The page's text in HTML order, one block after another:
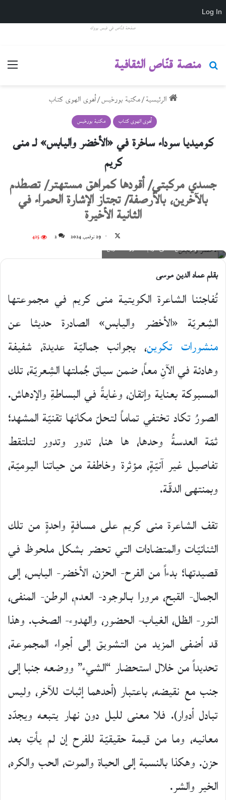
Log In
صفحة قنّاص في فيس بووك
منصة قنّاص الثقافية
بحث عن
الرئيسية/مكتبة بورخيس/أهوى الهوى كتاب
أهوى الهوى كتاب مكتبة بورخيس
كوميديا سوداء ساخرة في «الأخضر واليابس» لـ منى
كريم
جسدي مركبتي/ أقودها كمراهق مستهتر/ تصطدم
بالآخرين، بالأرصفة/ تجتاز الإشارة الحمراء في
الثانية الأخيرة
على
X
29 نوفمبر، 2024 2
425
الأخضر واليابس لـ منى كريم؛ منشورات تكوين
بقلم عماد الدين موسى
تُفاجئنا الشاعرة الكويتية منى كريم في مجموعتها
الشِعريّة «الأخضر واليابس» الصادرة حديثا عن
منشورات تكوين، بجوانب جماليّة عديدة، شفيفة
وهادئة في الآنِ معاً، ضمن سياق جُملتها الشِعريّة، تلك
المسبوكة بعناية وإتقان، وغايةً في البساطةِ والإدهاش.
الصورُ تكاد تختفي تماماً لتحلّ مكانها تقنيّة المشهد؛
ثمّة العدسةُ وحدها، ها هنا، تدور وتدور لتلتقط
تفاصيل غير آنيّةٍ، مؤثرة وخاطفة من حياتنا اليوميّة،
وبمنتهى الدقّة.
تقف الشاعرة منى كريم على مسافةٍ واحدةٍ من تلك
الثنائيّات والمتضادات التي تحضر بشكل ملحوظ في
قصيدتها؛ بدءاً من الفرح- الحزن، الأخضر- اليابس، إلى
الجمال- القبح، مرورا بـالوجود- العدم، الوطن- المنفى،
النور- الظل، الغياب- الحضور، والهدوء- الصخب. وهذا
قد أضفى المزيد من التشويق إلى أجواء المجموعة،
تحديداً من خلال استحضار “الشيء” ووضعه جنبا إلى
جنب مع نقيضه، باعتبار (أحدهما إثبات للآخر، وليس
تبادل أدوار). فلا معنى لليل دون نهار يتبعه ويجدّد
معانيه، وما من قيمة حقيقيّة للفرح إن لم يأتِ بعد
حزن. وهكذا بالنسبة إلى الحياة والموت، الحب والكره،
الخير والشر.